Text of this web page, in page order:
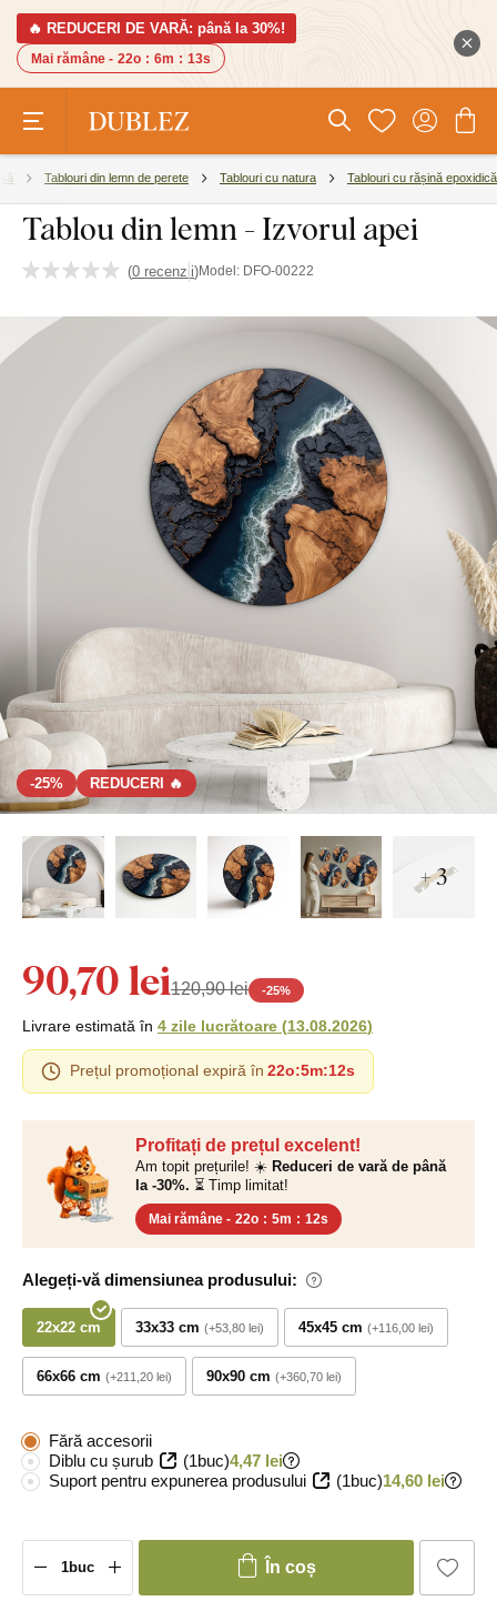
🔥 REDUCERI DE VARĂ: până la 30%!
Mai rămâne - 22o : 6m : 12s
Tablouri din lemn de perete Tablouri cu natura Tablouri cu rășină epoxidică
Tablou din lemn - Izvorul apei
(0 recenzii)Model: DFO-00222
-25% REDUCERI 🔥
+ 3
Profitați de prețul excelent!
Am topit prețurile! ☀️ Reduceri de vară de până
la -30%. ⏳ Timp limitat!
Mai rămâne - 22o : 5m : 11s
Alegeți-vă dimensiunea produsului:
22x22 cm 33x33 cm +53,80 lei 45x45 cm +116,00 lei
66x66 cm +211,20 lei 90x90 cm +360,70 lei
90,70 lei120,90 lei -25%
Livrare estimată în 4 zile lucrătoare (13.08.2026)
Prețul promoțional expiră în 22o:5m:11s
Fără accesorii
Diblu cu șurub
(1buc)4,47 lei
Suport pentru expunerea produsului
(1buc)14,60 lei
În coș